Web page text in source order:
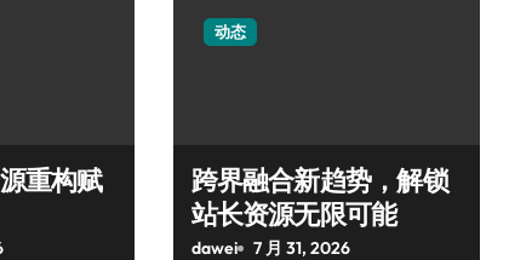
重构赋
动态
跨界融合新趋势，解锁
站长资源无限可能
dawei 7 月 31, 2026